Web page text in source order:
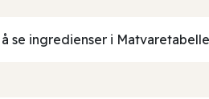
se ingredienser i